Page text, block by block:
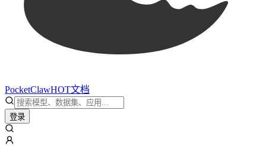
PocketClawHOT文档
登录